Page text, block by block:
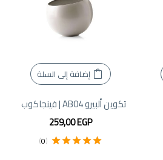
إضافة إلى السلة
تكوين ألبيرو AB04 | فينجاكوب
259,00EGP
(
0
)